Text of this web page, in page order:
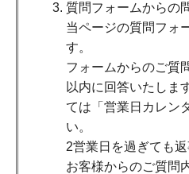
質問フォームからの
当ページの質問フォ
す。
フォームからのご質
以内に回答いたしま
ては「営業日カレン
い。
2営業日を過ぎても
お客様からのご質問